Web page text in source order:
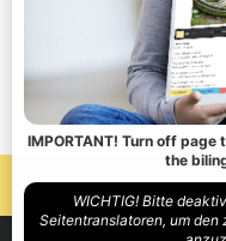
IMPORTANT! Turn off
the
WICHTIG! Bitte
Seitentranslatoren, um
You / Du
He / Er
English
Spanish
English
French